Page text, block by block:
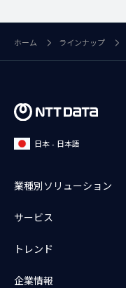
ホーム ラインナップ
日本 - 日本語
業種別ソリューション
サービス
トレンド
企業情報